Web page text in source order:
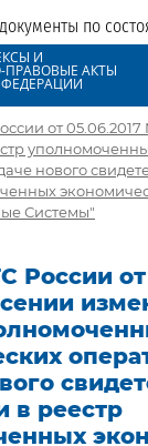
по
И
АКТЫ
от
нового
Системы"
России от
в реестр